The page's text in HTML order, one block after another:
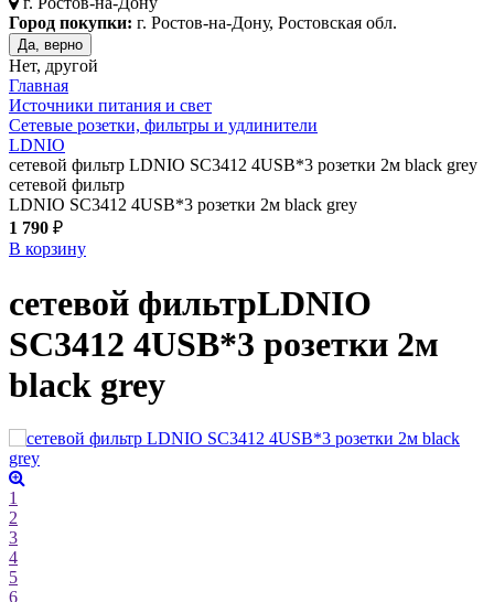
Город покупки: г. Ростов-на-Дону, Ростовская обл.
Да, верно
Нет, другой
Главная
Источники питания и свет
Сетевые розетки, фильтры и удлинители
LDNIO
сетевой фильтр LDNIO SC3412 4USB*3 розетки 2м black grey
сетевой фильтр
LDNIO SC3412 4USB*3 розетки 2м black grey
1 790 ₽
В корзину
сетевой фильтрLDNIO
SC3412 4USB*3 розетки 2м
black grey
1
2
3
4
5
6